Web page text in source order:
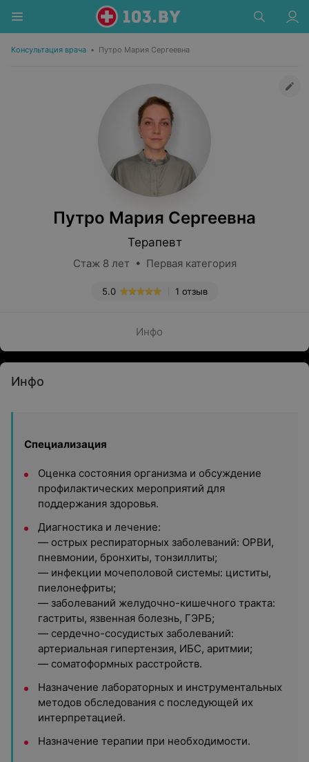
Консультация врача • Путро Мария Сергеевна
Путро Мария Сергеевна
Терапевт
Стаж 8 лет • Первая категория
1 отзыв
5.0
Инфо
Инфо
Специализация
Оценка состояния организма и обсуждение
профилактических мероприятий для
поддержания здоровья.
Диагностика и лечение:
— острых респираторных заболеваний: ОРВИ,
пневмонии, бронхиты, тонзиллиты;
— инфекции мочеполовой системы: циститы,
пиелонефриты;
— заболеваний желудочно-кишечного тракта:
гастриты, язвенная болезнь, ГЭРБ;
— сердечно-сосудистых заболеваний:
артериальная гипертензия, ИБС, аритмии;
— соматоформных расстройств.
Назначение лабораторных и инструментальных
методов обследования с последующей их
интерпретацией.
Назначение терапии при необходимости.